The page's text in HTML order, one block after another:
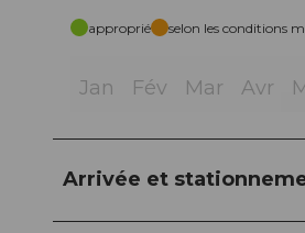
approprié selon les conditions
Jan Fév Mar Avr
Arrivée et